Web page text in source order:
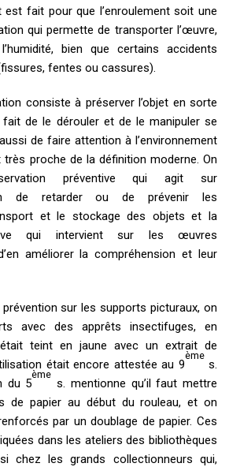
est fait pour que l’enroulement soit une
qui permette de transporter l’œuvre,
bien que certains accidents
fentes ou cassures).
consiste à préserver l’objet en sorte
fait de le dérouler et de le manipuler se
de faire attention à l’environnement
proche de la définition moderne. On
préventive qui agit sur
de retarder ou de prévenir les
et le stockage des objets et la
qui intervient sur les œuvres
améliorer la compréhension et leur
sur les supports picturaux, on
avec des apprêts insectifuges, en
teint en jaune avec un extrait de
était encore attestée au 9
ème
s.
du 5
ème
s. mentionne qu’il faut mettre
de papier au début du rouleau, et on
par un doublage de papier. Ces
dans les ateliers des bibliothèques
chez les grands collectionneurs qui,